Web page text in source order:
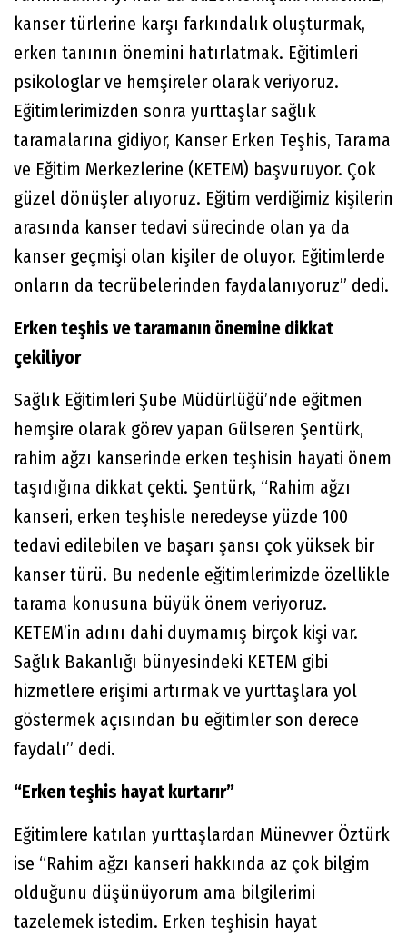
kanser türlerine karşı farkındalık oluşturmak,
erken tanının önemini hatırlatmak. Eğitimleri
psikologlar ve hemşireler olarak veriyoruz.
Eğitimlerimizden sonra yurttaşlar sağlık
taramalarına gidiyor, Kanser Erken Teşhis, Tarama
ve Eğitim Merkezlerine (KETEM) başvuruyor. Çok
güzel dönüşler alıyoruz. Eğitim verdiğimiz kişilerin
arasında kanser tedavi sürecinde olan ya da
kanser geçmişi olan kişiler de oluyor. Eğitimlerde
onların da tecrübelerinden faydalanıyoruz” dedi.
Erken teşhis ve taramanın önemine dikkat
çekiliyor
Sağlık Eğitimleri Şube Müdürlüğü’nde eğitmen
hemşire olarak görev yapan Gülseren Şentürk,
rahim ağzı kanserinde erken teşhisin hayati önem
taşıdığına dikkat çekti. Şentürk, “Rahim ağzı
kanseri, erken teşhisle neredeyse yüzde 100
tedavi edilebilen ve başarı şansı çok yüksek bir
kanser türü. Bu nedenle eğitimlerimizde özellikle
tarama konusuna büyük önem veriyoruz.
KETEM’in adını dahi duymamış birçok kişi var.
Sağlık Bakanlığı bünyesindeki KETEM gibi
hizmetlere erişimi artırmak ve yurttaşlara yol
göstermek açısından bu eğitimler son derece
faydalı” dedi.
“Erken teşhis hayat kurtarır”
Eğitimlere katılan yurttaşlardan Münevver Öztürk
ise “Rahim ağzı kanseri hakkında az çok bilgim
olduğunu düşünüyorum ama bilgilerimi
tazelemek istedim. Erken teşhisin hayat